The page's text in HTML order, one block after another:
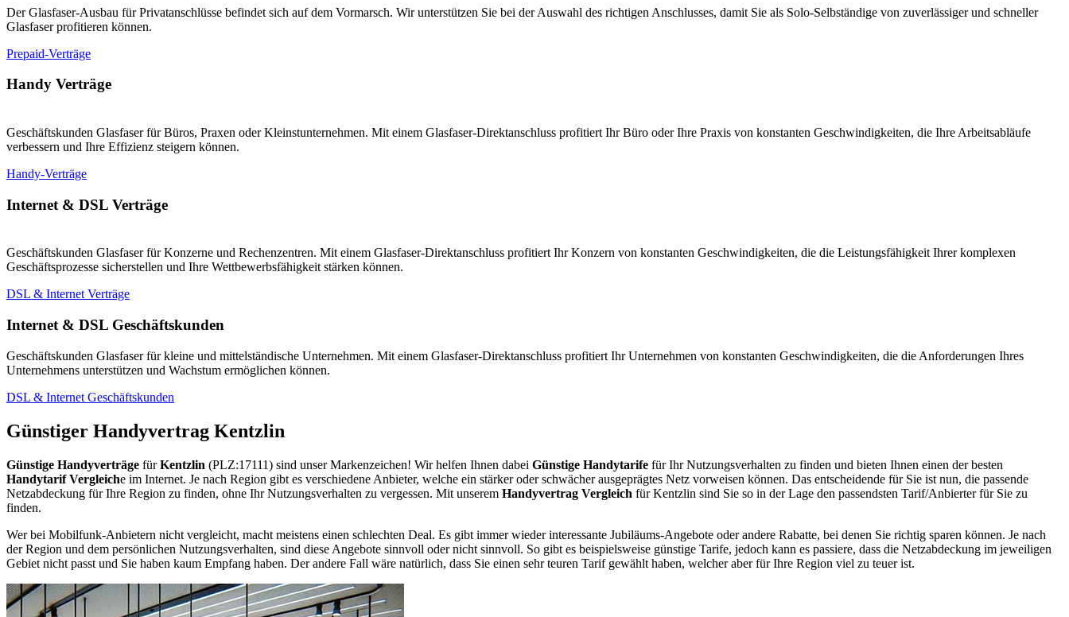
Der Glasfaser-Ausbau für Privatanschlüsse befindet sich auf dem Vormarsch. Wir unterstützen Sie bei der Auswahl des richtigen Anschlusses, damit Sie als Solo-Selbständige von zuverlässiger und schneller
Glasfaser profitieren können.
Prepaid-Verträge
Handy Verträge
Geschäftskunden Glasfaser für Büros, Praxen oder Kleinstunternehmen. Mit einem Glasfaser-Direktanschluss profitiert Ihr Büro oder Ihre Praxis von konstanten Geschwindigkeiten, die Ihre Arbeitsabläufe
verbessern und Ihre Effizienz steigern können.
Handy-Verträge
Internet & DSL Verträge
Geschäftskunden Glasfaser für Konzerne und Rechenzentren. Mit einem Glasfaser-Direktanschluss profitiert Ihr Konzern von konstanten Geschwindigkeiten, die die Leistungsfähigkeit Ihrer komplexen
Geschäftsprozesse sicherstellen und Ihre Wettbewerbsfähigkeit stärken können.
DSL & Internet Verträge
Internet & DSL Geschäftskunden
Geschäftskunden Glasfaser für kleine und mittelständische Unternehmen. Mit einem Glasfaser-Direktanschluss profitiert Ihr Unternehmen von konstanten Geschwindigkeiten, die die Anforderungen Ihres
Unternehmens unterstützen und Wachstum ermöglichen können.
DSL & Internet Geschäftskunden
Günstiger Handyvertrag Kentzlin
Günstige Handyverträge fürKentzlin (PLZ:17111) sind unser Markenzeichen! Wir helfen Ihnen dabei Günstige Handytarife für Ihr Nutzungsverhalten zu finden und bieten Ihnen einen der besten
Handytarif Vergleiche im Internet. Je nach Region gibt es verschiedene Anbieter, welche ein stärker oder schwächer ausgeprägtes Netz vorweisen können. Das entscheidende für Sie ist nun, die passende
Netzabdeckung für Ihre Region zu finden, ohne Ihr Nutzungsverhalten zu vergessen. Mit unserem Handyvertrag Vergleich für Kentzlin sind Sie so in der Lage den passendsten Tarif/Anbierter für Sie zu
finden.
Wer bei Mobilfunk-Anbietern nicht vergleicht, macht meistens einen schlechten Deal. Es gibt immer wieder interessante Jubiläums-Angebote oder andere Rabatte, bei denen Sie richtig sparen können. Je nach
der Region und dem persönlichen Nutzungsverhalten, sind diese Angebote sinnvoll oder nicht sinnvoll. So gibt es beispielsweise günstige Tarife, jedoch kann es passiere, dass die Netzabdeckung im jeweiligen
Gebiet nicht passt und Sie haben kaum Empfang haben. Der andere Fall wäre natürlich, dass Sie einen sehr teuren Tarif gewählt haben, welcher aber für Ihre Region viel zu teuer ist.